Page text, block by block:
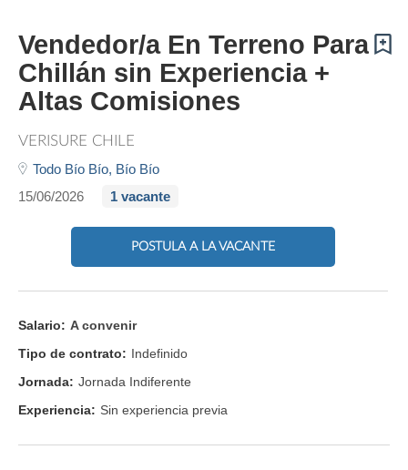
Vendedor/a En Terreno Para
Chillán sin Experiencia +
Altas Comisiones
VERISURE CHILE
Todo Bío Bío, Bío Bío
15/06/2026
1 vacante
POSTULA A LA VACANTE
Salario: A convenir
Tipo de contrato: Indefinido
Jornada: Jornada Indiferente
Experiencia: Sin experiencia previa